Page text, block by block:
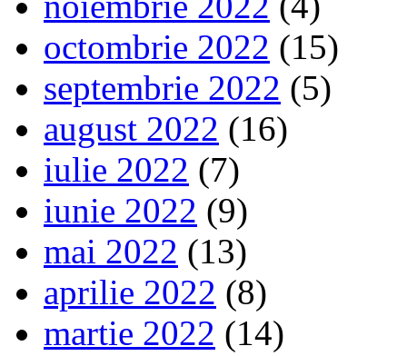
octombrie 2022 (15)
septembrie 2022 (5)
august 2022 (16)
iulie 2022 (7)
iunie 2022 (9)
mai 2022 (13)
aprilie 2022 (8)
martie 2022 (14)